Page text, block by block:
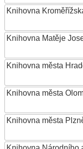
Knihovna
Knihovna Matěje
Knihovna města
Knihovna města
Knihovna města